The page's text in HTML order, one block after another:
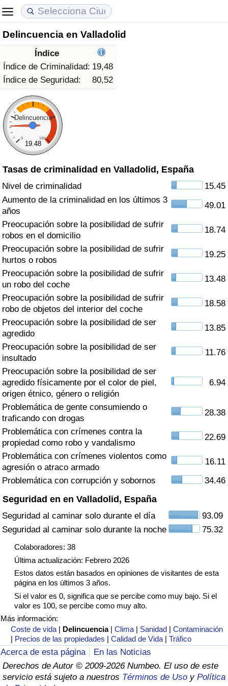
Delincuencia en Valladolid
Índice
Índice de Criminalidad: 19,48
Índice de Seguridad:
80,52
Delincuencia
0 120
19.48
Tasas de criminalidad en Valladolid, España
Nivel de criminalidad
15.45
Aumento de la criminalidad en los últimos 3
años
49.01
Preocupación sobre la posibilidad de sufrir
robos en el domicilio
18.74
Preocupación sobre la posibilidad de sufrir
hurtos o robos
19.25
Preocupación sobre la posibilidad de sufrir
un robo del coche
13.48
Preocupación sobre la posibilidad de sufrir
robo de objetos del interior del coche
18.58
Preocupación sobre la posibilidad de ser
agredido
13.85
Preocupación sobre la posibilidad de ser
insultado
11.76
Preocupación sobre la posibilidad de ser
agredido físicamente por el color de piel,
origen étnico, género o religión
6.94
Problemática de gente consumiendo o
traficando con drogas
28.38
Problemática con crímenes contra la
propiedad como robo y vandalismo
22.69
Problemática con crímenes violentos como
agresión o atraco armado
16.11
Problemática con corrupción y sobornos
34.46
Seguridad en en Valladolid, España
Seguridad al caminar solo durante el día
93.09
Seguridad al caminar solo durante la noche
75.32
Colaboradores: 38
Última actualización: Febrero 2026
Estos datos están basados en opiniones de visitantes de esta
página en los últimos 3 años.
Si el valor es 0, significa que se percibe como muy bajo. Si el
valor es 100, se percibe como muy alto.
Más información:
Coste de vida | Delincuencia |Clima | Sanidad |Contaminación
| Precios de las propiedades |Calidad de Vida |Tráfico
Acerca de esta página
En las Noticias
Derechos de Autor © 2009-2026 Numbeo. El uso de este
servicio está sujeto a nuestros Términos de Uso y Política
Coste de vida
Índice de Costo de Vida (Actual)
Índice de Costo de Vida
Índice de costo de vida por país
en aqaba
Precios de las propiedades
Índice de Precios de Inmuebles (Actual)
Índice de Precios de Inmuebles
Índice de Precios de Inmuebles por País
Calidad de Vida
Índice de Calidad de Vida
Índice de Calidad de Vida (Actual)
Índice de calidad de vida por país
Delincuencia
Calificación del Índice de Criminalidad
(Actual)
Índice de Criminalidad
Índice de criminalidad por país
Sanidad
Índice de Sanidad (Actual)
Índice de Sanidad
Índice de Sanidad por País
Contaminación
Índice de Contaminación (Actual)
Índice de contaminación
Índice de Contaminación por País
Tráfico
Índice de Tráfico
Índice de Tráfico (Actual)
Índice de Tráfico por País